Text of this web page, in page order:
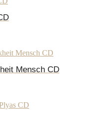
Mensch CD